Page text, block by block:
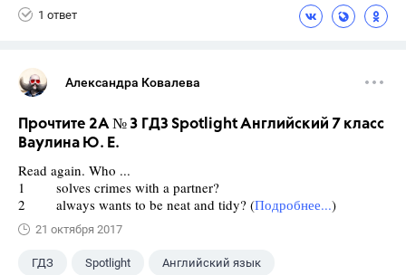
1 ответ
Александра Ковалева
Прочтите 2A № 3 ГДЗ Spotlight Английский 7 класс
Ваулина Ю. Е.
Read again. Who ...
1 solves crimes with a partner?
2 always wants to be neat and tidy? (Подробнее...)
21 октября 2017
ГДЗ Spotlight Английский язык